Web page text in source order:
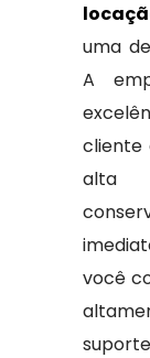
uma
A
cliente
alta
você